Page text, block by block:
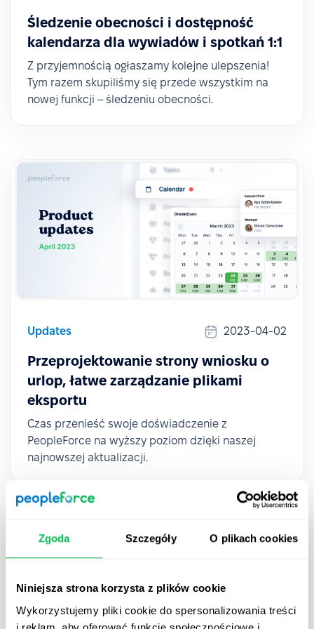
Zgoda Szczegóły O plikach cookies
Niniejsza strona korzysta z plików cookie
Wykorzystujemy pliki cookie do spersonalizowania treści
Śledzenie obecności i dostępność
kalendarza dla wywiadów i spotkań 1:1
Z przyjemnością ogłaszamy kolejne ulepszenia!
Tym razem skupiliśmy się przede wszystkim na
nowej funkcji – śledzeniu obecności.
Updates 2023-04-02
Przeprojektowanie strony wniosku o
urlop, łatwe zarządzanie plikami
eksportu
Czas przenieść swoje doświadczenie z
PeopleForce na wyższy poziom dzięki naszej
najnowszej aktualizacji.